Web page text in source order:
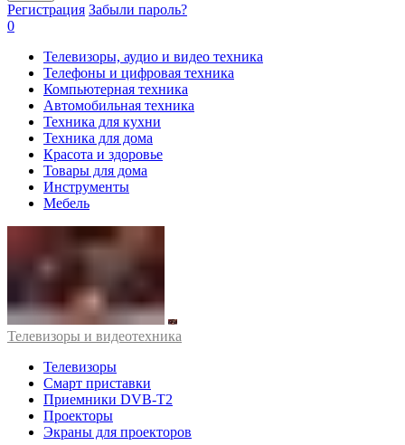
Регистрация Забыли пароль?
0
Телевизоры, аудио и видео техника
Телефоны и цифровая техника
Компьютерная техника
Автомобильная техника
Техника для кухни
Техника для дома
Красота и здоровье
Товары для дома
Инструменты
Мебель
Телевизоры и видеотехника
Телевизоры
Смарт приставки
Приемники DVB-T2
Проекторы
Экраны для проекторов